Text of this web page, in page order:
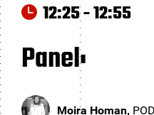
12:25 - 12:55
Panel:
Moira Homan,